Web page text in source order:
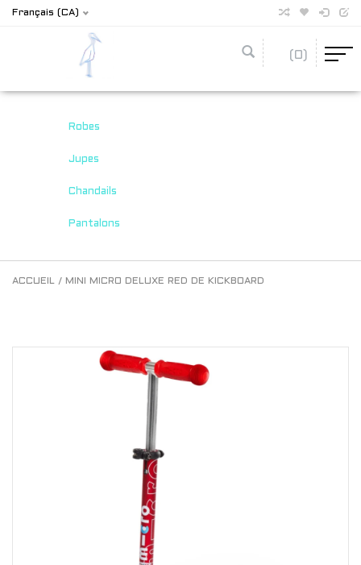
Français (CA)
(0)
Robes
Jupes
Chandails
Pantalons
ACCUEIL / MINI MICRO DELUXE RED DE KICKBOARD